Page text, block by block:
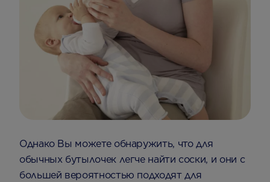
Однако Вы можете обнаружить, что для
обычных бутылочек легче найти соски, и они с
большей вероятностью подходят для